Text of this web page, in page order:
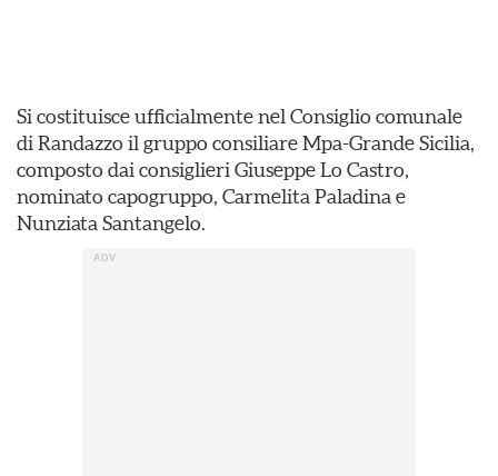
Si costituisce ufficialmente nel Consiglio comunale
di Randazzo il gruppo consiliare Mpa-Grande Sicilia,
composto dai consiglieri Giuseppe Lo Castro,
nominato capogruppo, Carmelita Paladina e
Nunziata Santangelo.